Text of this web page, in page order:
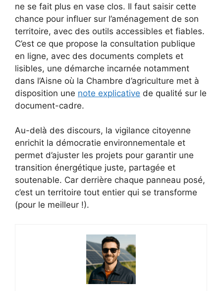
ne se fait plus en vase clos. Il faut saisir cette
chance pour influer sur l’aménagement de son
territoire, avec des outils accessibles et fiables.
C’est ce que propose la consultation publique
en ligne, avec des documents complets et
lisibles, une démarche incarnée notamment
dans l’Aisne où la Chambre d’agriculture met à
disposition une note explicative de qualité sur le
document-cadre.
Au-delà des discours, la vigilance citoyenne
enrichit la démocratie environnementale et
permet d’ajuster les projets pour garantir une
transition énergétique juste, partagée et
soutenable. Car derrière chaque panneau posé,
c’est un territoire tout entier qui se transforme
(pour le meilleur !).